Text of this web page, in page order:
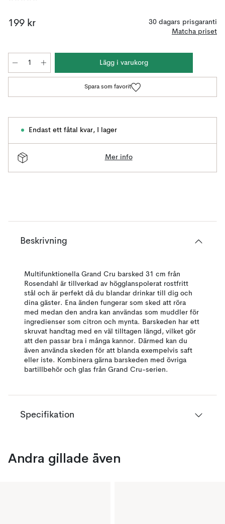
199 kr
30 dagars prisgaranti
Matcha priset
Lägg i varukorg
Spara som favorit
Endast ett fåtal kvar, I lager
Mer info
Beskrivning
Multifunktionella Grand Cru barsked 31 cm från
Rosendahl är tillverkad av högglanspolerat rostfritt
stål och är perfekt då du blandar drinkar till dig och
dina gäster. Ena änden fungerar som sked att röra
med medan den andra kan användas som muddler för
ingredienser som citron och mynta. Barskeden har ett
skruvat handtag med en väl tilltagen längd, vilket gör
att den passar bra i många kannor. Därmed kan du
även använda skeden för att blanda exempelvis saft
eller iste. Kombinera gärna barskeden med övriga
bartillbehör och glas från Grand Cru-serien.
Specifikation
Andra gillade även